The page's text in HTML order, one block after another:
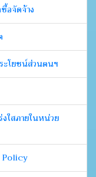
อจัดจ้าง
ะโยชน์ส่วนตนฯ
ใสภายในหน่วย
Policy